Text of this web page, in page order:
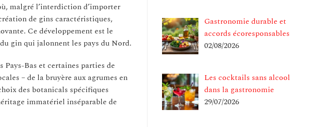
malgré l’interdiction d’importer
de gins caractéristiques,
Ce développement est le
gin qui jalonnent les pays du Nord.
Pays-Bas et certaines parties de
– de la bruyère aux agrumes en
des botanicals spécifiques
immatériel inséparable de
Gastronomie durable et
accords écoresponsables
02/08/2026
Les cocktails sans alcool
dans la gastronomie
29/07/2026